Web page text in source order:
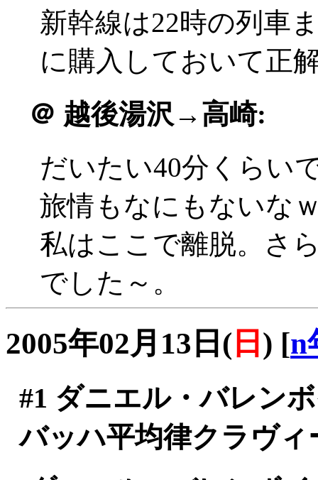
新幹線は22時の列車
に購入しておいて正
＠ 越後湯沢→高崎:
だいたい40分くらい
旅情もなにもないな
私はここで離脱。さ
でした～。
2005年02月13日( 日 ) [n
#1 ダニエル・バレ
バッハ平均律クラヴ